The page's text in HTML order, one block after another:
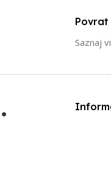
Saznaj